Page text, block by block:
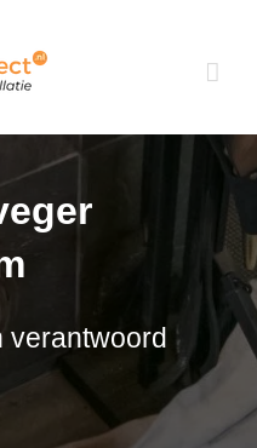
verantwoord